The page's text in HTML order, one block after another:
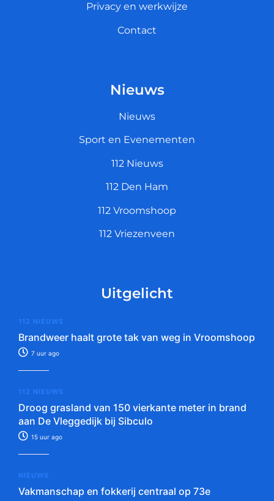
Privacy en werkwijze
Contact
Nieuws
Nieuws
Sport en Evenementen
112 Nieuws
112 Den Ham
112 Vroomshoop
112 Vriezenveen
Uitgelicht
112 NIEUWS
Brandweer haalt grote tak van weg in Vroomshoop
7 uur ago
112 NIEUWS
Droog grasland van 150 vierkante meter in brand
aan De Vleggedijk bij Sibculo
15 uur ago
NIEUWS
Vakmanschap en fokkerij centraal op 73e